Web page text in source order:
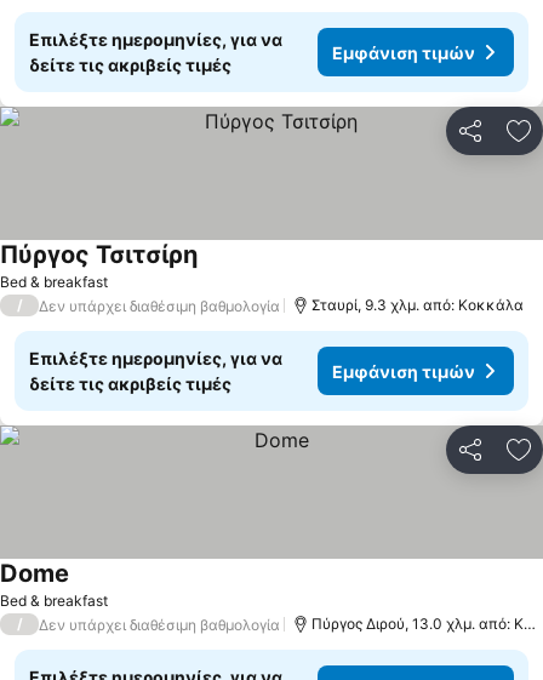
Επιλέξτε ημερομηνίες, για να
δείτε τις ακριβείς τιμές
Εμφάνιση τιμών
Bed & breakfast
Πύργος ΤσιτσίρηΕμφάνιση τιμών
/ Δεν υπάρχει διαθέσιμη βαθμολογία Σταυρί, 9.3 χλμ. από: Κοκκάλα
Επιλέξτε ημερομηνίες, για να
δείτε τις ακριβείς τιμές
Εμφάνιση τιμών
Bed & breakfast
Dome
/ Δεν υπάρχει διαθέσιμη βαθμολογία Πύργος Διρού, 13.0 χλμ. από: